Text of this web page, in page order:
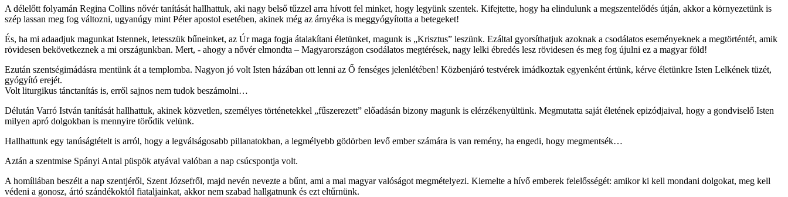
A délelőtt folyamán Regina Collins nővér tanítását hallhattuk, aki nagy belső tűzzel arra hívott fel minket, hogy legyünk szentek. Kifejtette, hogy ha elindulunk a megszentelődés útján, akkor a környezetünk is
szép lassan meg fog változni, ugyanúgy mint Péter apostol esetében, akinek még az árnyéka is meggyógyította a betegeket!
És, ha mi adaadjuk magunkat Istennek, letesszük bűneinket, az Úr maga fogja átalakítani életünket, magunk is „Krisztus” leszünk. Ezáltal gyorsíthatjuk azoknak a csodálatos eseményeknek a megtörténtét, amik
rövidesen bekövetkeznek a mi országunkban. Mert, - ahogy a nővér elmondta – Magyarországon csodálatos megtérések, nagy lelki ébredés lesz rövidesen és meg fog újulni ez a magyar föld!
Ezután szentségimádásra mentünk át a templomba. Nagyon jó volt Isten házában ott lenni az Ő fenséges jelenlétében! Közbenjáró testvérek imádkoztak egyenként értünk, kérve életünkre Isten Lelkének tüzét,
gyógyító erejét.
Volt liturgikus tánctanítás is, erről sajnos nem tudok beszámolni…
Délután Varró István tanítását hallhattuk, akinek közvetlen, személyes történetekkel „fűszerezett” előadásán bizony magunk is elérzékenyültünk. Megmutatta saját életének epizódjaival, hogy a gondviselő Isten
milyen apró dolgokban is mennyire törődik velünk.
Hallhattunk egy tanúságtételt is arról, hogy a legválságosabb pillanatokban, a legmélyebb gödörben levő ember számára is van remény, ha engedi, hogy megmentsék…
Aztán a szentmise Spányi Antal püspök atyával valóban a nap csúcspontja volt.
A homíliában beszélt a nap szentjéről, Szent Józsefről, majd nevén nevezte a bűnt, ami a mai magyar valóságot megmételyezi. Kiemelte a hívő emberek felelősségét: amikor ki kell mondani dolgokat, meg kell
védeni a gonosz, ártó szándékoktól fiataljainkat, akkor nem szabad hallgatnunk és ezt eltűrnünk.